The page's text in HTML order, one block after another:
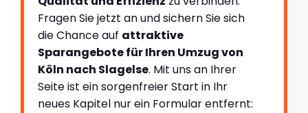
Fragen Sie jetzt an und sichern Sie sich
die Chance auf attraktive
Sparangebote für Ihren Umzug von
Köln nach Slagelse. Mit uns an Ihrer
Seite ist ein sorgenfreier Start in Ihr
neues Kapitel nur ein Formular entfernt: